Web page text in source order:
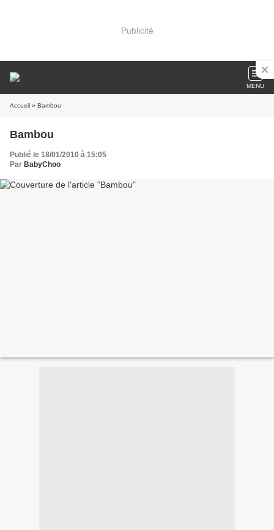
Publicité
MENU
Accueil » Bambou
Bambou
Publié le 18/01/2010 à 15:05
Par BabyChoo